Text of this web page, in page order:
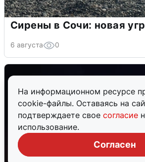
На информационном ресурсе
cookie-файлы. Оставаясь на
подтверждаете свое согласие
использование.
Согласен
Сирены в Сочи: новая
6 августа 0